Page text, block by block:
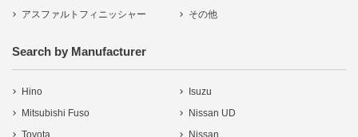
アスファルトフィニッシャー
その他
Search by Manufacturer
Hino
Isuzu
Mitsubishi Fuso
Nissan UD
Toyota
Nissan